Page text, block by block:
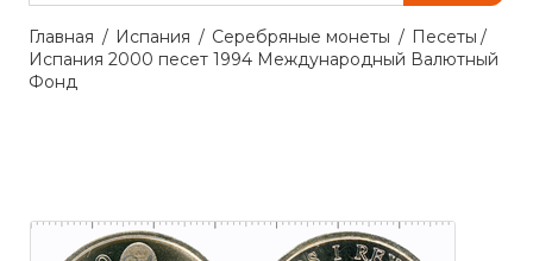
Главная Испания Серебряные монеты
Песеты
Испания 2000 песет 1994 Международный Валютный
Фонд